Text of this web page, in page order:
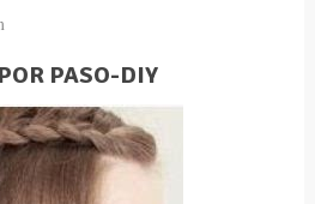
PASO-DIY